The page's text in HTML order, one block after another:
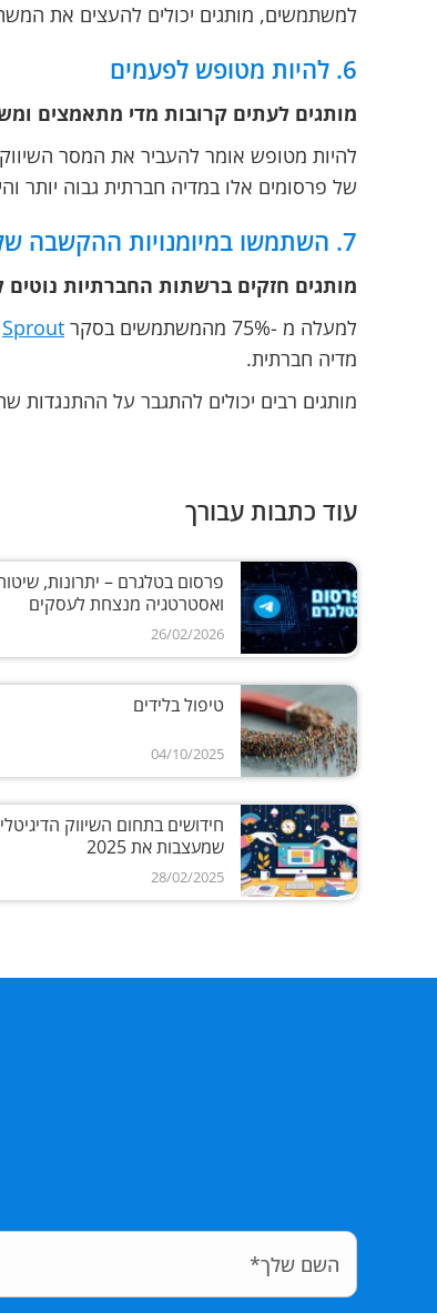
למשתמשים, מותגים יכולים להעצים את
6. להיות מטופש לפעמים
מותגים לעתים קרובות מדי מתאמצים
להיות מטופש אומר להעביר את המסר
של פרסומים אלו במדיה חברתית גבוה יותר
7. השתמשו במיומנויות ההקשבה שלכם
מותגים חזקים ברשתות החברתיות
למעלה מ -75% מהמשתמשים בסקר
Sprout
מדיה חברתית.
מותגים רבים יכולים להתגבר על ההתנגדות
עוד כתבות עבורך
פרסום בטלגרם – יתרונות,
ואסטרטגיה מנצחת לעסקים
26/02/2026
טיפול בלידים
04/10/2025
חידושים בתחום השיווק
שמעצבות את 2025
28/02/2025